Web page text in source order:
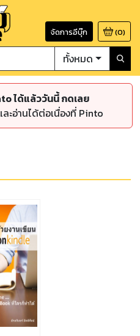
จัดการอีบุ๊ก (0)
ทั้งหมด
ได้แล้ววันนี้ กดเลย
ะอ่านได้ต่อเนื่องที่ Pinto